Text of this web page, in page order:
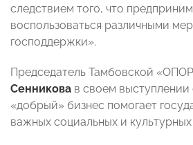
следствием того, что
воспользоваться различными
господдержки».
Председатель Тамбовской
Сенникова в своем выступлении
«добрый» бизнес помогает
важных социальных и культурных